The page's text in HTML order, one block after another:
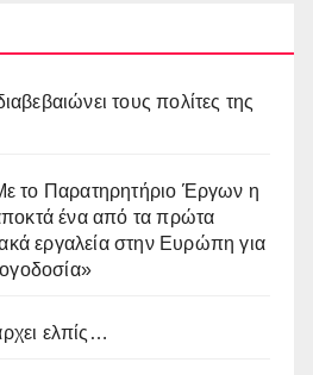
τους πολίτες της
το Παρατηρητήριο Έργων η
ένα από τα πρώτα
εργαλεία στην Ευρώπη για
ελπίς…